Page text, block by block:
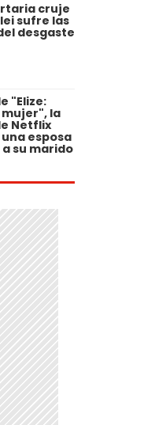
cruje
sufre las
desgaste
"Elize:
mujer", la
Netflix
esposa
su marido